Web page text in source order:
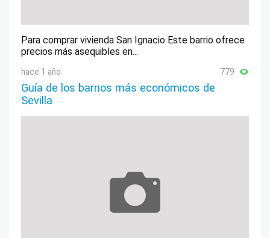
Para comprar vivienda San Ignacio Este barrio ofrece
precios más asequibles en...
hace 1 año 779
Guía de los barrios más económicos de
Sevilla